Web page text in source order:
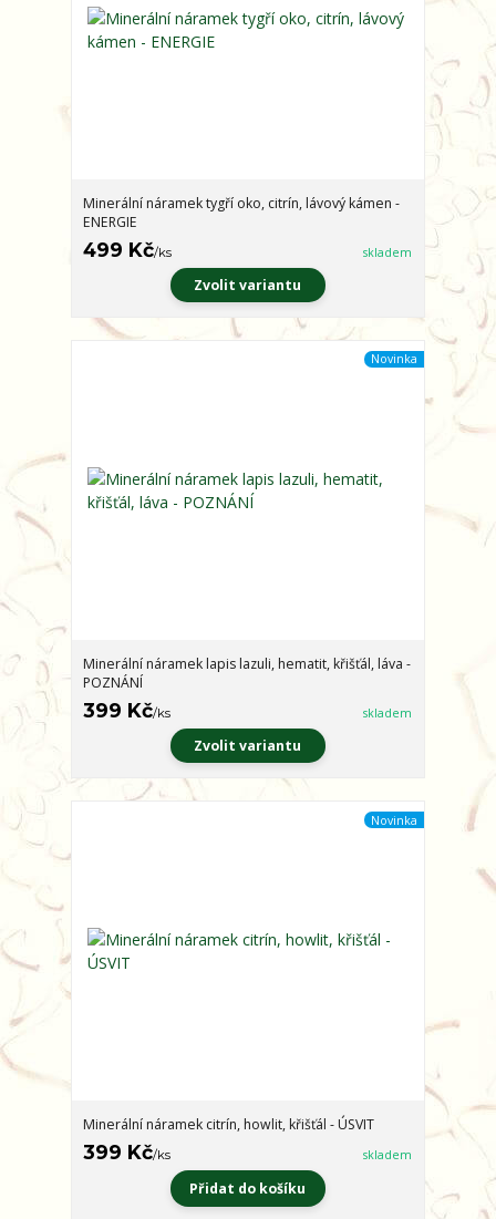
Minerální náramek tygří oko, citrín, lávový kámen -
ENERGIE
499 Kč/ks skladem
Zvolit variantu
Novinka
Minerální náramek lapis lazuli, hematit, křišťál, láva -
POZNÁNÍ
399 Kč/ks skladem
Zvolit variantu
Novinka
Minerální náramek citrín, howlit, křišťál - ÚSVIT
399 Kč/ks skladem
Přidat do košíku